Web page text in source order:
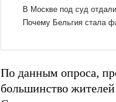
По данным опроса,
большинство